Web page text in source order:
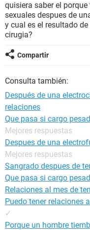
BIENESTAR
SEXUALIDAD
GLOSARIO
quisiera saber el
sexuales despues de
y cual es el resultado
cirugia?
Compartir
Consulta también:
Después de una
relaciones
Que pasa si cargo
Mejores respuestas
Despues de una
Mejores respuestas
Sangrado despues de
Que pasa si cargo
Relaciones al mes de
Puedo tener relaciones
✓
Porque un hombre